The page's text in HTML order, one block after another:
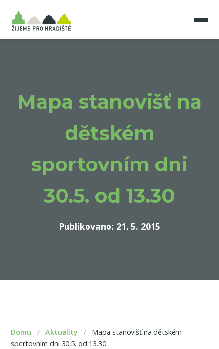
Mapa stanovišť na
dětském
sportovním dni
30.5. od 13.30
Publikovano: 21. 5. 2015
Domu / Aktuality /
Mapa stanovišť na dětském
sportovním dni 30.5. od 13.30